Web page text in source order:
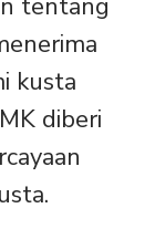
tentang
kusta
diberi